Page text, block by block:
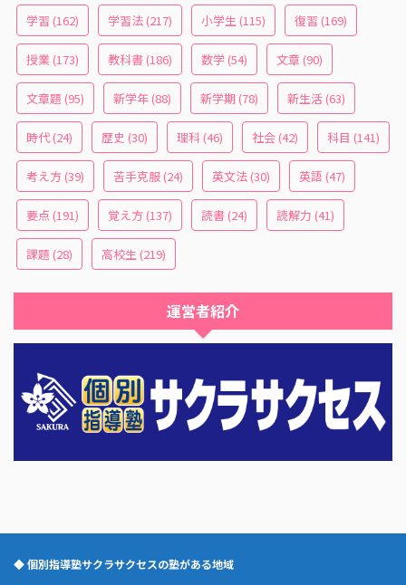
学習 (162) 学習法(217) 小学生(115) 復習 (169)
授業(173) 教科書(186) 数学(54) 文章 (90)
文章題 (95) 新学年(88) 新学期(78) 新生活(63)
時代(24) 歴史 (30) 理科(46) 社会(42) 科目 (141)
考え方(39) 苦手克服(24) 英文法(30) 英語 (47)
要点 (191) 覚え方(137) 読書(24) 読解力 (41)
課題 (28) 高校生(219)
運営者紹介
◆ 個別指導塾サクラサクセスの塾がある地域